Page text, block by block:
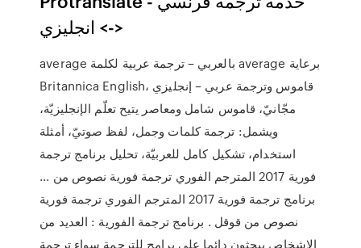
<-> انجليزي
average بالعربي – ترجمة عربية لكلمة average برعاية
Britannica English، قاموس وترجمة عربي – إنجليزي
مجّانيّ، قاموس شامل ومعاصر يتيح تعلّم الإنجليزيّة،
ويشمل: ترجمة كلمات وجمل، لفظ صوتيّ، أمثلة
استخدام، تشكيل كامل للعربيّة، تحليل برنامج ترجمة
فورية 2017 المترجم الفوري ترجمة فورية نصوص من ...
برنامج ترجمة فورية 2017 المترجم الفوري ترجمة فورية
نصوص من قوقل . برنامج ترجمة الفورية : العديد من
الاشخاص يبحثون دائما علي برامج للترجمة سواء ترجمة